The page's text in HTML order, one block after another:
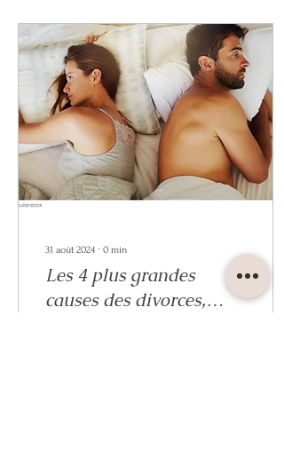
31 août 2024 ∙ 0 min
Les 4 plus grandes
causes des divorces,